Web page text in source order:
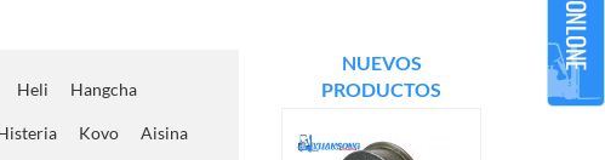
NUEVOS
PRODUCTOS
Heli Hangcha
Kovo Aisina